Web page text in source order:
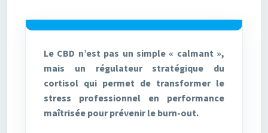
Le CBD n’est pas un simple « calmant »,
mais un régulateur stratégique du
cortisol qui permet de transformer le
stress professionnel en performance
maîtrisée pour prévenir le burn-out.